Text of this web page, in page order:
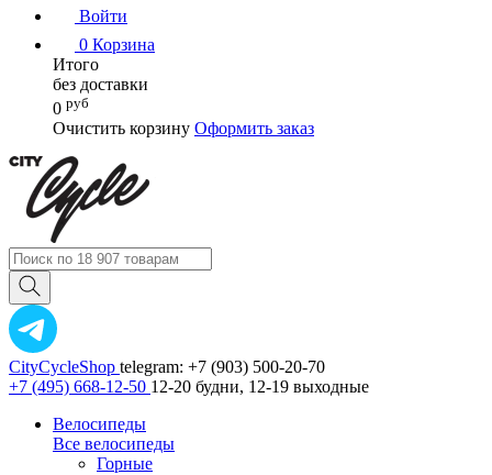
Войти
0 Корзина
Итого
без доставки
0 руб
Очистить корзину Оформить заказ
CityCycleShop telegram: +7 (903) 500-20-70
+7 (495) 668-12-50 12-20 будни, 12-19 выходные
Велосипеды
Все велосипеды
Горные